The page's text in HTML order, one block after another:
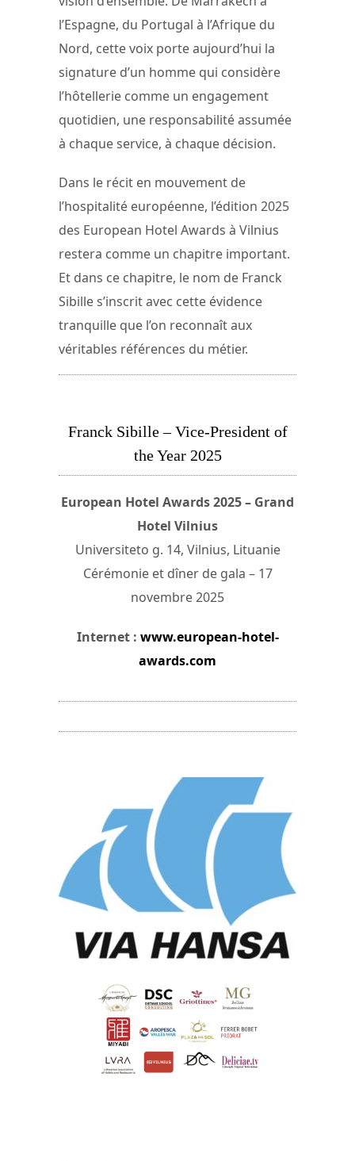
l’Espagne, du Portugal à l’Afrique du
Nord, cette voix porte aujourd’hui la
signature d’un homme qui considère
l’hôtellerie comme un engagement
quotidien, une responsabilité assumée
à chaque service, à chaque décision.
Dans le récit en mouvement de
l’hospitalité européenne, l’édition 2025
des European Hotel Awards à Vilnius
restera comme un chapitre important.
Et dans ce chapitre, le nom de Franck
Sibille s’inscrit avec cette évidence
tranquille que l’on reconnaît aux
véritables références du métier.
Franck Sibille – Vice-President of
the Year 2025
European Hotel Awards 2025 – Grand
Hotel Vilnius
Universiteto g. 14, Vilnius, Lituanie
Cérémonie et dîner de gala – 17
novembre 2025
Internet : www.european-hotel-
awards.com